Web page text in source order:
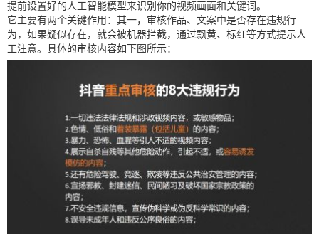
提前设置好的人工智能模型来识别你的视频画面和关键词。
它主要有两个关键作用：其一，审核作品、文案中是否存在违规行
为，如果疑似存在，就会被机器拦截，通过飘黄、标红等方式提示人
工注意。具体的审核内容如下图所示：